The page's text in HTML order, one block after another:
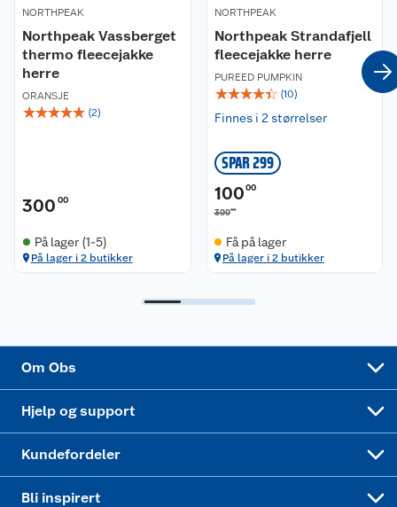
NORTHPEAK
Northpeak Vassberget
thermo fleecejakke
herre
ORANSJE
☆☆☆☆☆ (2)
300 00
På lager (1-5)
På lager i 2 butikker
NORTHPEAK
Northpeak Strandafjell
fleecejakke herre
PUREED PUMPKIN
☆☆☆☆☆ (10)
Finnes i 2 størrelser
SPAR 299
100 00
39900
Få på lager
På lager i 2 butikker
Om Obs
Våre butikker
Våre merkevarer
Coop kjeder
Hjelp og support
Reklamasjon og garanti
Ofte stilte spørsmål
Betalingsalternativer
Kjøpsvilkår
Kundefordeler
Klikk og hent
Bli inspirert
Festdrakter til hele familien
Hagemøbler og utemøbler